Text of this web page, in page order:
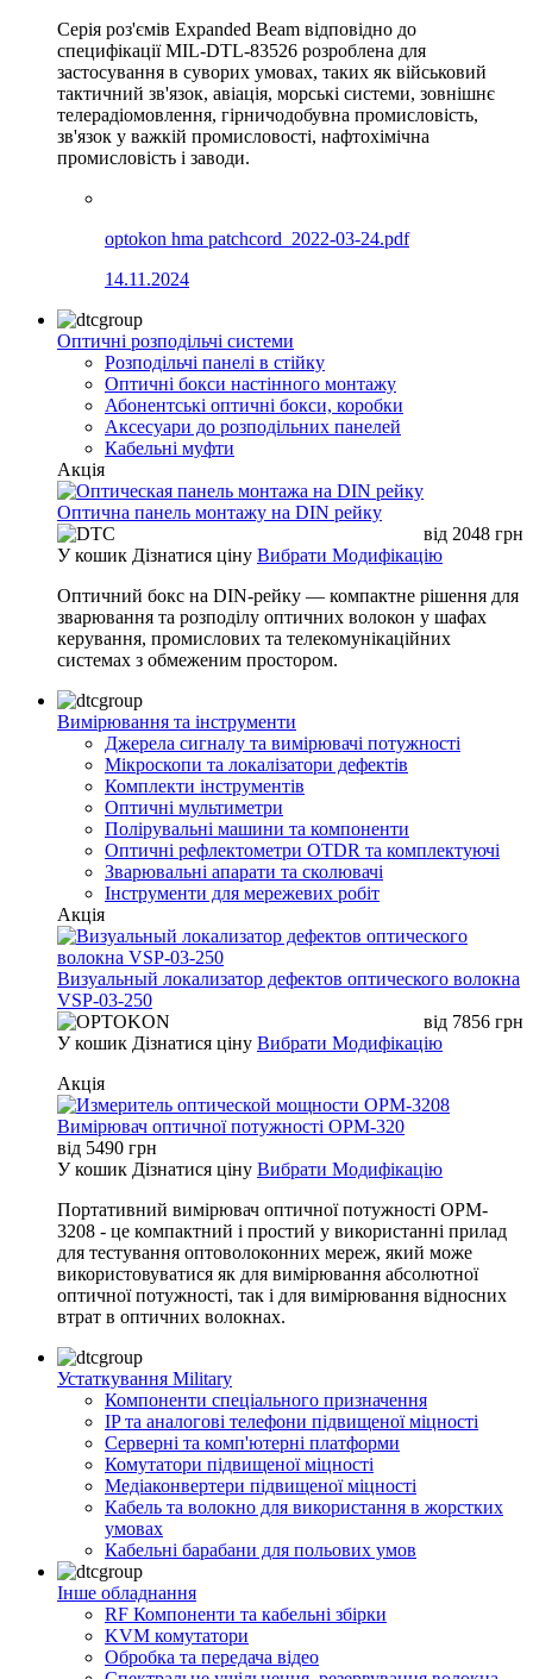
Серія роз'ємів Expanded Beam відповідно до
специфікації MIL-DTL-83526 розроблена для
застосування в суворих умовах, таких як військовий
тактичний зв'язок, авіація, морські системи, зовнішнє
телерадіомовлення, гірничодобувна промисловість,
зв'язок у важкій промисловості, нафтохімічна
промисловість і заводи.
optokon hma patchcord_2022-03-24.pdf
14.11.2024
Оптичні розподільчі системи
Розподільчі панелі в стійку
Оптичні бокси настінного монтажу
Абонентські оптичні бокси, коробки
Аксесуари до розподільних панелей
Кабельні муфти
Акція
Оптична панель монтажу на DIN рейку
від 2048 грн
У кошик Дізнатися ціну Вибрати Модифікацію
Оптичний бокс на DIN-рейку — компактне рішення для
зварювання та розподілу оптичних волокон у шафах
керування, промислових та телекомунікаційних
системах з обмеженим простором.
Вимірювання та інструменти
Джерела сигналу та вимірювачі потужності
Мікроскопи та локалізатори дефектів
Комплекти інструментів
Оптичні мультиметри
Полірувальні машини та компоненти
Оптичні рефлектометри OTDR та комплектуючі
Зварювальні апарати та сколювачі
Інструменти для мережевих робіт
Акція
Визуальный локализатор дефектов оптического волокна
VSP-03-250
від 7856 грн
У кошик Дізнатися ціну Вибрати Модифікацію
Акція
Вимірювач оптичної потужності OPM-320
від 5490 грн
У кошик Дізнатися ціну Вибрати Модифікацію
Портативний вимірювач оптичної потужності OPM-
3208 - це компактний і простий у використанні прилад
для тестування оптоволоконних мереж, який може
використовуватися як для вимірювання абсолютної
оптичної потужності, так і для вимірювання відносних
втрат в оптичних волокнах.
Устаткування Military
Компоненти спеціального призначення
IP та аналогові телефони підвищеної міцності
Серверні та комп'ютерні платформи
Комутатори підвищеної міцності
Медіаконвертери підвищеної міцності
Кабель та волокно для використання в жорстких
умовах
Кабельні барабани для польових умов
Інше обладнання
RF Компоненти та кабельні збірки
KVM комутатори
Обробка та передача відео